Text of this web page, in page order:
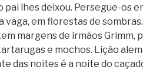
pai lhes dei­xou. Persegue-os
vaga, em flo­res­tas de
mar­gens de irmãos Grimm,
e mochos. Lição
das noi­tes é a noite do